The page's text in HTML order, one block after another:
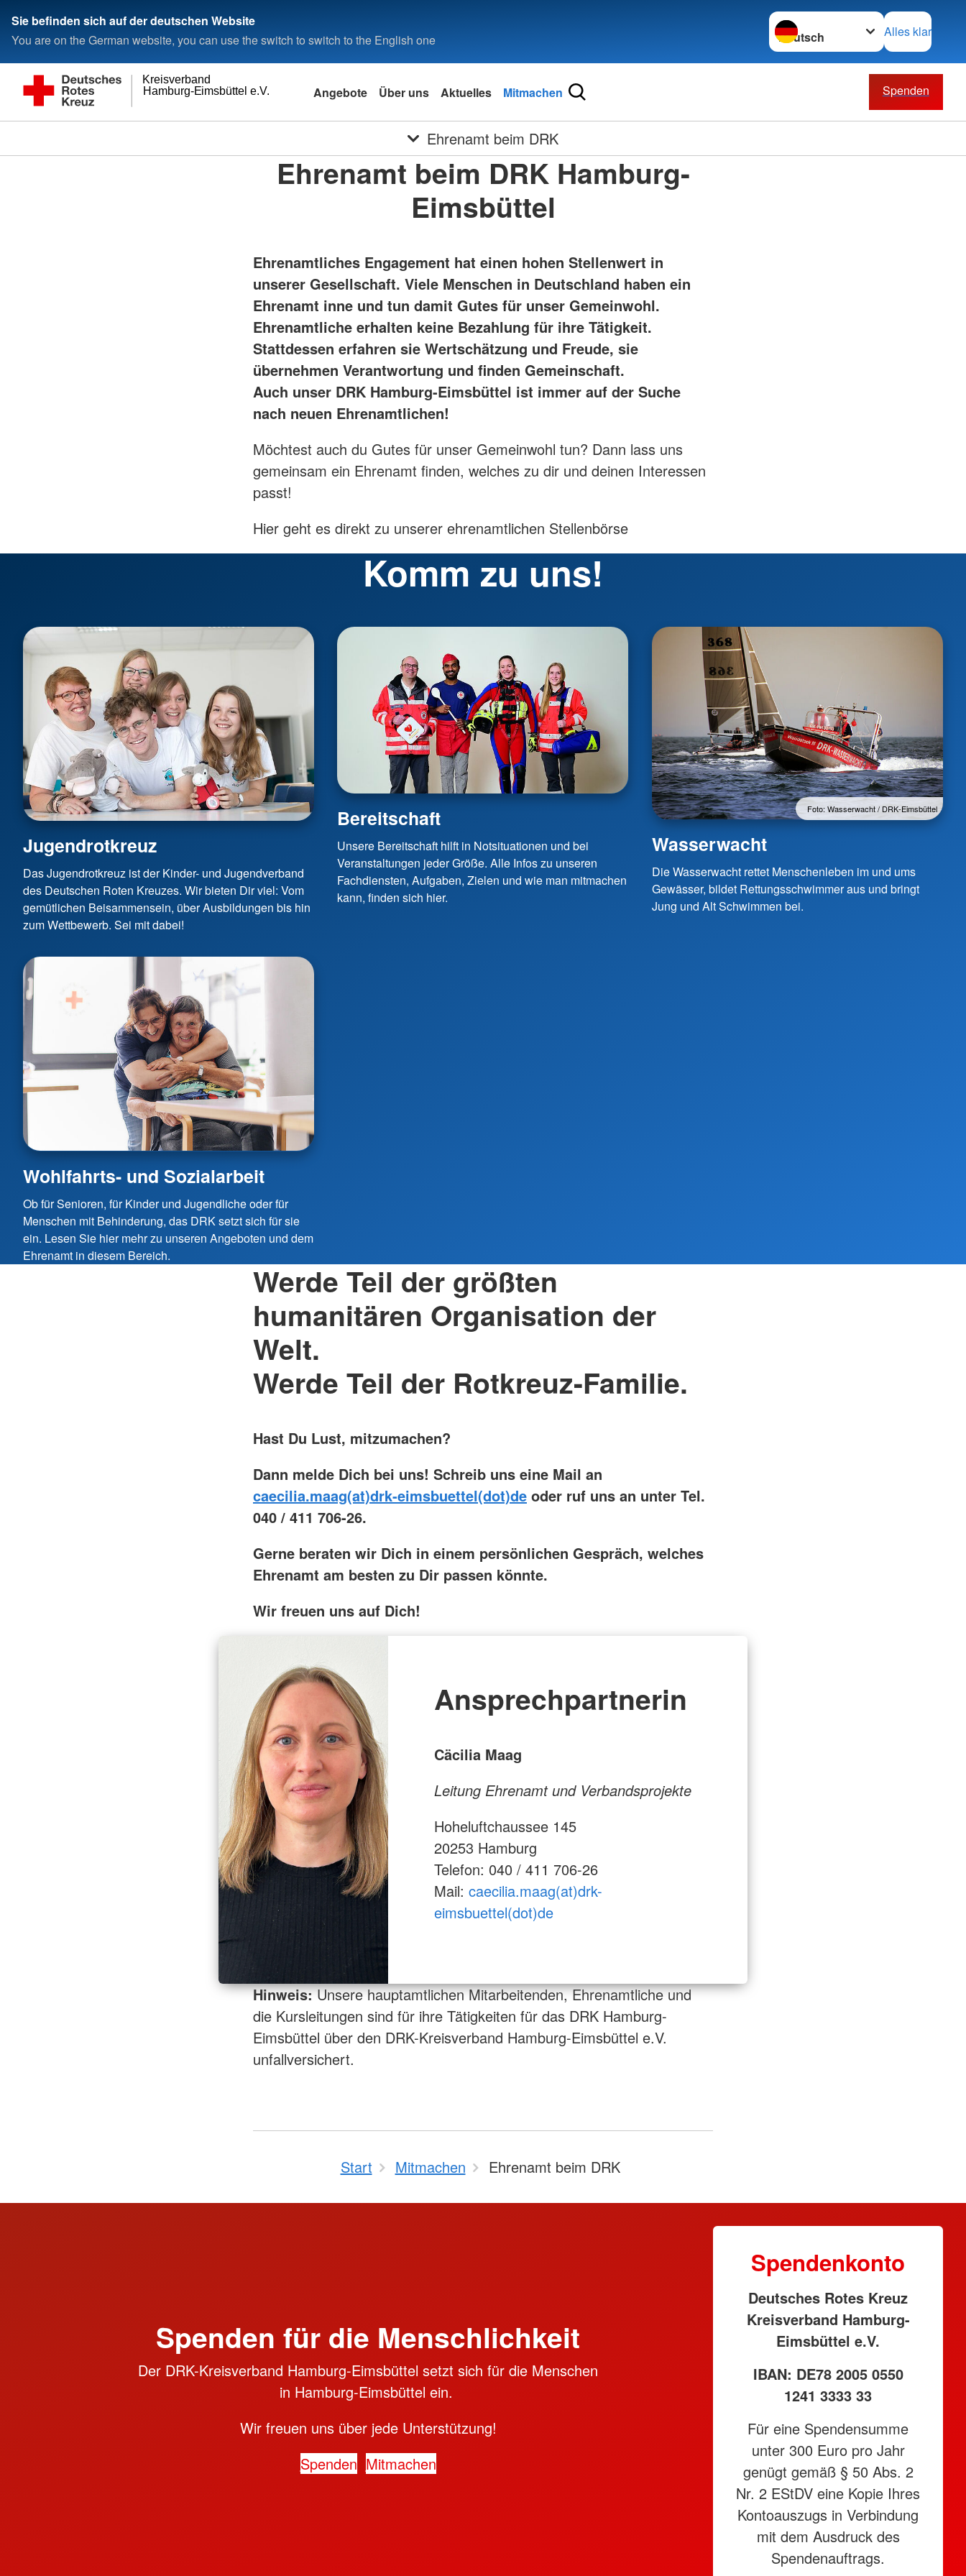
Sie befinden sich auf der deutschen Website
You are on the German website, you can use the switch to switch to the English one
Sprache wechseln zu
Alles klar
Hamburg-Eimsbüttel e.V.
Kreisverband
Angebote Über uns Aktuelles Mitmachen Spenden
Ehrenamt beim DRK
Ehrenamt beim DRK Hamburg-
Eimsbüttel
Ehrenamtliches Engagement hat einen hohen Stellenwert in
unserer Gesellschaft. Viele Menschen in Deutschland haben ein
Ehrenamt inne und tun damit Gutes für unser Gemeinwohl.
Ehrenamtliche erhalten keine Bezahlung für ihre Tätigkeit.
Stattdessen erfahren sie Wertschätzung und Freude, sie
übernehmen Verantwortung und finden Gemeinschaft.
Auch unser DRK Hamburg-Eimsbüttel ist immer auf der Suche
nach neuen Ehrenamtlichen!
Möchtest auch du Gutes für unser Gemeinwohl tun? Dann lass uns
gemeinsam ein Ehrenamt finden, welches zu dir und deinen Interessen
passt!
Hier geht es direkt zu unserer ehrenamtlichen Stellenbörse
Komm zu uns!
Jugendrotkreuz
Das Jugendrotkreuz ist der Kinder- und Jugendverband
des Deutschen Roten Kreuzes. Wir bieten Dir viel: Vom
gemütlichen Beisammensein, über Ausbildungen bis hin
zum Wettbewerb. Sei mit dabei!
Bereitschaft
Unsere Bereitschaft hilft in Notsituationen und bei
Veranstaltungen jeder Größe. Alle Infos zu unseren
Fachdiensten, Aufgaben, Zielen und wie man mitmachen
kann, finden sich hier.
Foto: Wasserwacht / DRK-Eimsbüttel
Wasserwacht
Die Wasserwacht rettet Menschenleben im und ums
Gewässer, bildet Rettungsschwimmer aus und bringt
Jung und Alt Schwimmen bei.
Wohlfahrts- und Sozialarbeit
Ob für Senioren, für Kinder und Jugendliche oder für
Menschen mit Behinderung, das DRK setzt sich für sie
ein. Lesen Sie hier mehr zu unseren Angeboten und dem
Ehrenamt in diesem Bereich.
Werde Teil der größten
humanitären Organisation der
Welt.
Werde Teil der Rotkreuz-Familie.
Hast Du Lust, mitzumachen?
Dann melde Dich bei uns! Schreib uns eine Mail an
caecilia.maag(at)drk-eimsbuettel(dot)de oder ruf uns an unter Tel.
040 / 411 706-26.
Gerne beraten wir Dich in einem persönlichen Gespräch, welches
Ehrenamt am besten zu Dir passen könnte.
Wir freuen uns auf Dich!
Ansprechpartnerin
Cäcilia Maag
Leitung Ehrenamt und Verbandsprojekte
Hoheluftchaussee 145
20253 Hamburg
Telefon: 040 / 411 706-26
Mail: caecilia.maag(at)drk-
eimsbuettel(dot)de
Hinweis:Unsere hauptamtlichen Mitarbeitenden, Ehrenamtliche und
die Kursleitungen sind für ihre Tätigkeiten für das DRK Hamburg-
Eimsbüttel über den DRK-Kreisverband Hamburg-Eimsbüttel e.V.
unfallversichert.
Start Mitmachen Ehrenamt beim DRK
Spenden für die Menschlichkeit
Der DRK-Kreisverband Hamburg-Eimsbüttel setzt sich für die Menschen
in Hamburg-Eimsbüttel ein.
Wir freuen uns über jede Unterstützung!
Spenden Mitmachen
Spendenkonto
Deutsches Rotes Kreuz
Kreisverband Hamburg-
Eimsbüttel e.V.
IBAN: DE78 2005 0550
1241 3333 33
Für eine Spendensumme
unter 300 Euro pro Jahr
genügt gemäß § 50 Abs. 2
Nr. 2 EStDV eine Kopie Ihres
Kontoauszugs in Verbindung
mit dem Ausdruck des
Spendenauftrags.